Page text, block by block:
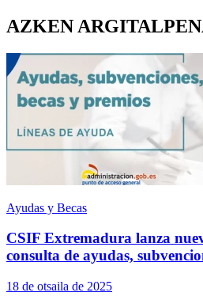
AZKEN
Ayudas y Becas
CSIF Extremadura lanza
consulta de ayudas,
18 de otsaila de 2025